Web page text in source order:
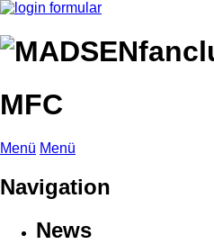
MFC
Menü Menü
Navigation
News